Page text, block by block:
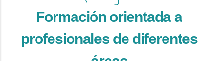
Formación orientada a
profesionales de diferentes